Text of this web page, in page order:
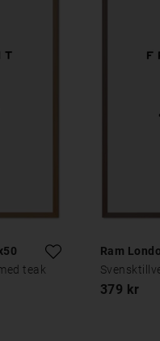
teak
Ram
379 kr